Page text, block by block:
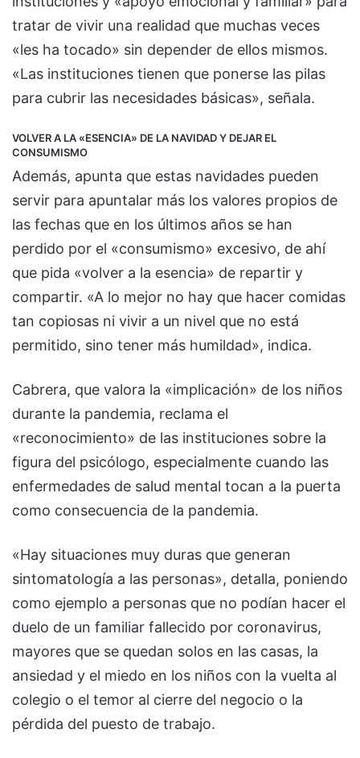
tratar de vivir una realidad que muchas veces
«les ha tocado» sin depender de ellos mismos.
«Las instituciones tienen que ponerse las pilas
para cubrir las necesidades básicas», señala.
VOLVER A LA «ESENCIA» DE LA NAVIDAD Y DEJAR EL
CONSUMISMO
Además, apunta que estas navidades pueden
servir para apuntalar más los valores propios de
las fechas que en los últimos años se han
perdido por el «consumismo» excesivo, de ahí
que pida «volver a la esencia» de repartir y
compartir. «A lo mejor no hay que hacer comidas
tan copiosas ni vivir a un nivel que no está
permitido, sino tener más humildad», indica.
Cabrera, que valora la «implicación» de los niños
durante la pandemia, reclama el
«reconocimiento» de las instituciones sobre la
figura del psicólogo, especialmente cuando las
enfermedades de salud mental tocan a la puerta
como consecuencia de la pandemia.
«Hay situaciones muy duras que generan
sintomatología a las personas», detalla, poniendo
como ejemplo a personas que no podían hacer el
duelo de un familiar fallecido por coronavirus,
mayores que se quedan solos en las casas, la
ansiedad y el miedo en los niños con la vuelta al
colegio o el temor al cierre del negocio o la
pérdida del puesto de trabajo.